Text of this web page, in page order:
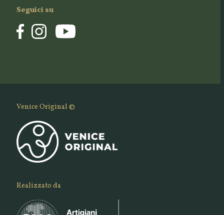
Seguici su
Venice Original ©
Realizzato da